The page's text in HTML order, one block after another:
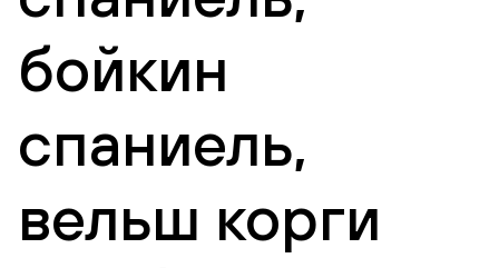
бойкин
спаниель,
вельш корги